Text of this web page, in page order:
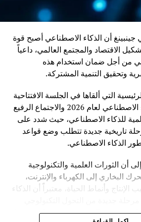
أن الذكاء الاصطناعي أصبح قوة
الاقتصاد والمجتمع العالمي، داعياً
من أجل ضمان استخدام هذه
وتحقيق التنمية المشتركة.
التي ألقاها في الجلسة الافتتاحية
للمؤتمر العالمي للذكاء الاصطناعي لعام 2026 والاجتماع الرفيع
للذكاء الاصطناعي، حيث شدد على
تاريخية جديدة تتطلب وضع قواعد
الذكاء الاصطناعي.
أن الثورات العلمية والتكنولوجية
البخاري إلى الكهرباء والإنترنت،
وأنماط الحياة، معتبراً أن الذكاء
تفرض في الوقت نفسه تحديات مرتبطة